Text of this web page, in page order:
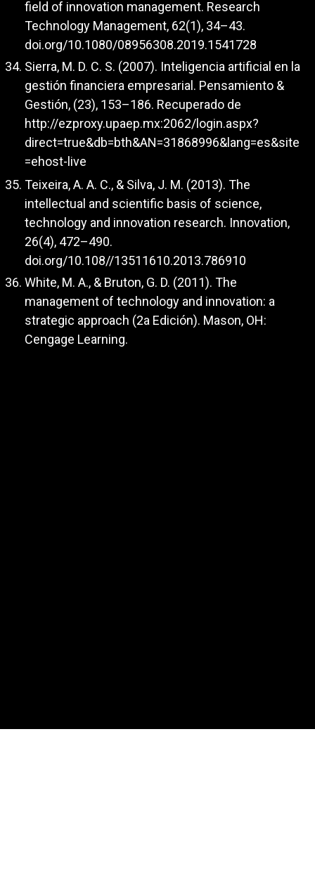
field of innovation management. Research
Technology Management, 62(1), 34–43.
doi.org/10.1080/08956308.2019.1541728
Sierra, M. D. C. S. (2007). Inteligencia artificial en la
gestión financiera empresarial. Pensamiento &
Gestión, (23), 153–186. Recuperado de
http://ezproxy.upaep.mx:2062/login.aspx?
direct=true&db=bth&AN=31868996&lang=es&site
=ehost-live
Teixeira, A. A. C., & Silva, J. M. (2013). The
intellectual and scientific basis of science,
technology and innovation research. Innovation,
26(4), 472–490.
doi.org/10.108//13511610.2013.786910
White, M. A., & Bruton, G. D. (2011). The
management of technology and innovation: a
strategic approach (2a Edición). Mason, OH:
Cengage Learning.